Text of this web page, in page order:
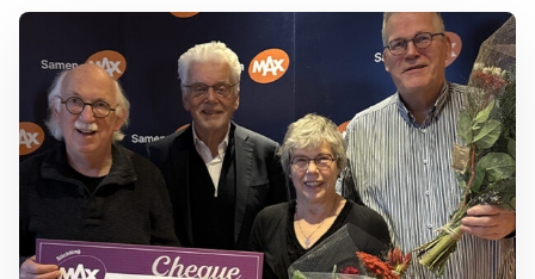
Lees meer over Armoede in Nederland: rondkomen niet